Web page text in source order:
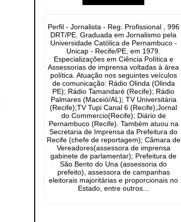
Perfil - Jornalista - Reg. Profissional , 996
DRT/PE. Graduada em Jornalismo pela
Universidade Católica de Pernambuco -
Unicap - Recife/PE, em 1979.
Especializações em Ciência Política e
Assessorias de imprensa voltadas à área
política. Atuação nos seguintes veículos
de comunicação: Rádio Olinda (Olinda
PE); Rádio Tamandaré (Recife); Rádio
Palmares (Maceió/AL); TV Universitária
(Recife);TV Tupi Canal 6 (Recife);Jornal
do Commercio(Recife); Diário de
Pernambuco (Recife). Também atuou na
Secretaria de Imprensa da Prefeitura do
Recife (chefe de reportagem); Câmara de
Vereadores(assessora de imprensa
gabinete de parlamentar); Prefeitura de
São Bento do Una (assessoria do
prefeito), assessora de campanhas
eleitorais majoritárias e proporcionais no
Estado, entre outros...